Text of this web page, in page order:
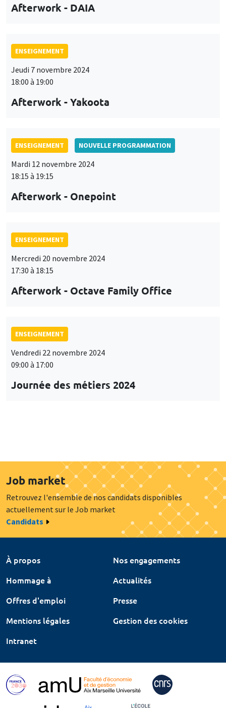
Afterwork - DAIA
ENSEIGNEMENT
Jeudi 7 novembre 2024
18:00 à 19:00
Afterwork - Yakoota
ENSEIGNEMENT NOUVELLE PROGRAMMATION
Mardi 12 novembre 2024
18:15 à 19:15
Afterwork - Onepoint
ENSEIGNEMENT
Mercredi 20 novembre 2024
17:30 à 18:15
Afterwork - Octave Family Office
ENSEIGNEMENT
Vendredi 22 novembre 2024
09:00 à 17:00
Journée des métiers 2024
Job market
Retrouvez l'ensemble de nos candidats disponibles
actuellement sur le Job market
Candidats
À propos
Nos engagements
Hommage à
Actualités
Offres d'emploi
Presse
Mentions légales
Gestion des cookies
Intranet